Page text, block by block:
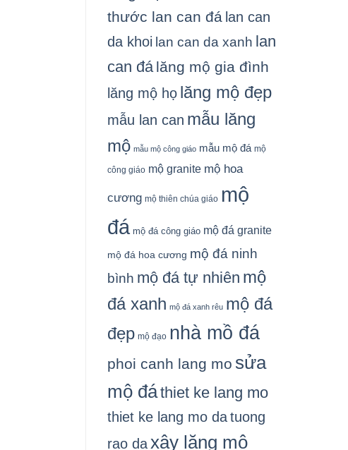
thước lan can đá lan can
da khoi lan can da xanh lan
can đá lăng mộ gia đình
lăng mộ họ lăng mộ đẹp
mẫu lan can mẫu lăng
mộ mẫu mộ công giáo mẫu mộ đá mộ
công giáo mộ granite mộ hoa
cương mộ thiên chúa giáo mộ
đá mộ đá công giáo mộ đá granite
mộ đá hoa cương mộ đá ninh
bình mộ đá tự nhiên mộ
đá xanh mộ đá xanh rêu mộ đá
đẹp mộ đạo nhà mồ đá
phoi canh lang mo sửa
mộ đáthiet ke lang mo
thiet ke lang mo datuong
rao daxây lăng mộ